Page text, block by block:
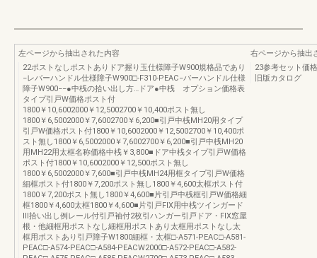
左ページから抽出された内容
22ポストなしポストありドア握り玉仕様障子W900規格品であり
−レバーハンドル仕様障子W900□-F310-PEAC−バーハンドル仕様
障子W900−−●中桟の拾い出し方…ドア●中桟 オプション価格表
タイプ引戸W価格ポスト付
1800￥10,6002000￥12,5002700￥10,400ポスト無し
1800￥6,5002000￥7,6002700￥6,200■引戸中桟MH20用タイプ
引戸W価格ポスト付1800￥10,6002000￥12,5002700￥10,400ポ
スト無し1800￥6,5002000￥7,6002700￥6,200■引戸中桟MH20
用MH22用太框名称価格中桟￥3,800■ドア中桟タイプ引戸W価格
ポスト付1800￥10,6002000￥12,500ポスト無し
1800￥6,5002000￥7,600■引戸中桟MH24用框タイプ引戸W価格
細框ポスト付1800￥7,200ポスト無し1800￥4,600太框ポスト付
1800￥7,200ポスト無し1800￥4,600■片引戸中桟框引戸W価格細
框1800￥4,600太框1800￥4,600■片引戸FIX用中桟ツインガード
Ⅲ拾い出し例レール付引戸袖付2枚引ハンガー引戸ドア・FIX窓屋
根・他細框用ポストなし細框用ポストあり太框用ポストなし太
框用ポストあり引戸障子W1800細框・太框□-A571-PEAC□-A581-
PEAC□-A574-PEAC□-A584-PEACW2000□-A572-PEAC□-A582-
右ページから抽出
23参考セット価
旧版カタログ